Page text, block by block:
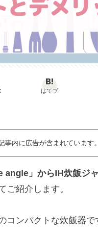
はてブ
事内に広告が含まれています。
angle」からIH炊飯ジ
ご紹介します。
ンパクトな炊飯器で